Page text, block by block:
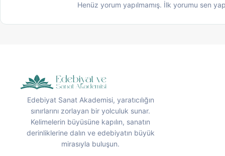
Henüz yorum yapılmamış. İlk yorumu sen
Edebiyat Sanat Akademisi, yaratıcılığın
sınırlarını zorlayan bir yolculuk sunar.
Kelimelerin büyüsüne kapılın, sanatın
derinliklerine dalın ve edebiyatın büyük
mirasıyla buluşun.